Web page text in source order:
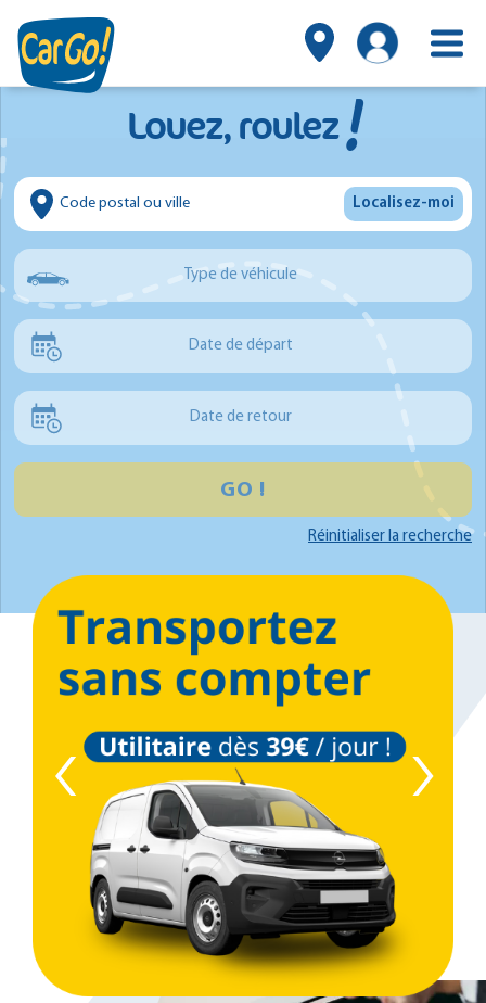
Louez, roulez!
Localisez-moi
Type de véhicule
Date de départ
Date de retour
GO !
Réinitialiser la recherche
‹ ›